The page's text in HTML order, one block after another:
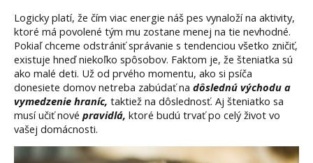
Logicky platí, že čím viac energie náš pes vynaloží na aktivity,
ktoré má povolené tým mu zostane menej na tie nevhodné.
Pokiaľ chceme odstrániť správanie s tendenciou všetko zničiť,
existuje hneď niekoľko spôsobov. Faktom je, že šteniatka sú
ako malé deti. Už od prvého momentu, ako si psíča
donesiete domov netreba zabúdať na dôslednú východu a
vymedzenie hraníc, taktiež na dôslednosť. Aj šteniatko sa
musí učiť nové pravidlá, ktoré budú trvať po celý život vo
vašej domácnosti.